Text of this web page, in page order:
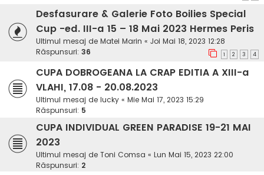
Desfasurare & Galerie Foto Boilies Special
Cup -ed. III-a 15 – 18 Mai 2023 Hermes Peris
Ultimul mesaj de Matei Marin « Joi Mai 18, 2023 12:28
Răspunsuri: 36 1 2 3 4
CUPA DOBROGEANA LA CRAP EDITIA A XIII-a
VLAHI, 17.08 - 20.08.2023
Ultimul mesaj de lucky « Mie Mai 17, 2023 15:29
Răspunsuri: 5
CUPA INDIVIDUAL GREEN PARADISE 19-21 MAI
2023
Ultimul mesaj de Toni Comsa « Lun Mai 15, 2023 22:00
Răspunsuri: 2